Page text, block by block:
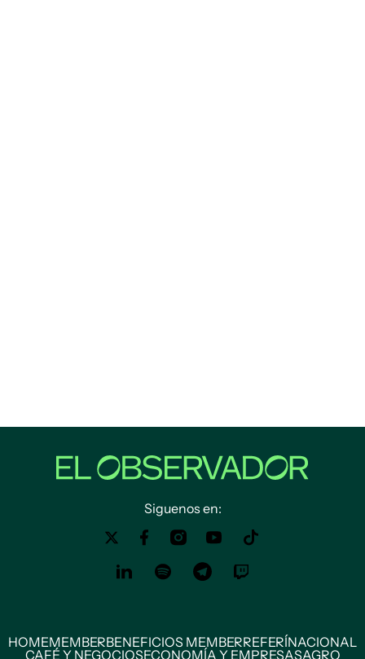
Siguenos en:
HOMEMEMBERBENEFICIOS MEMBERREFERÍNACIONAL
CAFÉ Y NEGOCIOSECONOMÍA Y EMPRESASAGRO